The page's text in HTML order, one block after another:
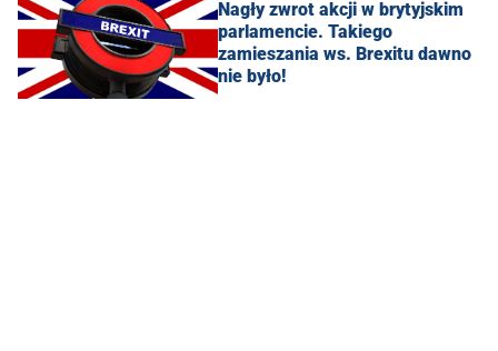
Nagły zwrot akcji w brytyjskim
parlamencie. Takiego
zamieszania ws. Brexitu dawno
nie było!